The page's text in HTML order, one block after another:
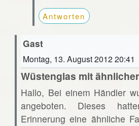
Antworten
Gast
Montag, 13. August 2012 20:41
Wüstenglas mit
Hallo, Bei einem Händler
angeboten. Dieses
Erinnerung eine ähnliche